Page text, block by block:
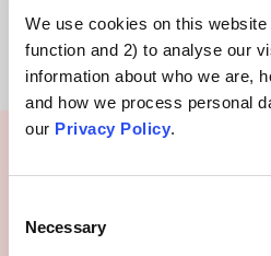
We use cookies on this
function and 2) to analyse our
information about who we are,
and how we process personal
our Privacy Policy.
Selection
Necessary
eivät aina kommunikoi
yhteisymmärrykseen
tähän